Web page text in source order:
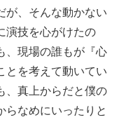
が、そんな動かない
演技を心がけたの
、現場の誰もが『心
とを考えて動いてい
、真上からだと僕の
らなめにいったりと